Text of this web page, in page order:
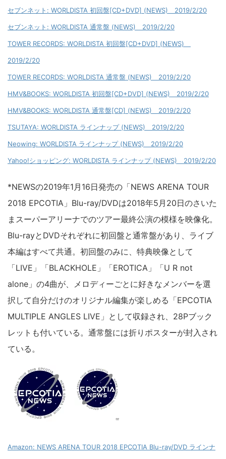
セブンネット: WORLDISTA 初回盤[CD+DVD] (NEWS) 2019/2/20
セブンネット: WORLDISTA 通常盤 (NEWS) 2019/2/20
TOWER RECORDS: WORLDISTA 初回盤[CD+DVD] (NEWS)
2019/2/20
TOWER RECORDS: WORLDISTA 通常盤 (NEWS) 2019/2/20
HMV&BOOKS: WORLDISTA 初回盤[CD+DVD] (NEWS) 2019/2/20
HMV&BOOKS: WORLDISTA 通常盤[CD] (NEWS) 2019/2/20
TSUTAYA: WORLDISTA ラインナップ (NEWS) 2019/2/20
Neowing: WORLDISTA ラインナップ (NEWS) 2019/2/20
Yahoo!ショッピング: WORLDISTA ラインナップ (NEWS) 2019/2/20
*NEWSの2019年1月16日発売の「NEWS ARENA TOUR
2018 EPCOTIA」Blu-ray/DVDは2018年5月20日のさいた
まスーパーアリーナでのツアー最終公演の模様を映像化。
Blu-rayとDVDそれぞれに初回盤と通常盤があり、ライブ
本編はすべて共通。初回盤のみに、特典映像として
「LIVE」「BLACKHOLE」「EROTICA」「U R not
alone」の4曲が、メロディーごとに好きなメンバーを選
択して自分だけのオリジナル編集が楽しめる「EPCOTIA
MULTIPLE ANGLES LIVE」として収録され、28Pブック
レットも付いている。通常盤には折りポスターが封入され
ている。
Amazon: NEWS ARENA TOUR 2018 EPCOTIA Blu-ray/DVD ラインナ